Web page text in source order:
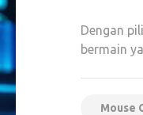
Dengan
bermain
Mouse